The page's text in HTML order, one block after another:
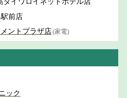
前店
ントプラザ店(家電)
ック